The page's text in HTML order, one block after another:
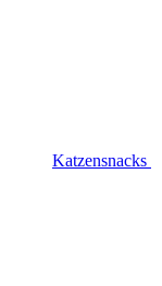
Katzensnacks